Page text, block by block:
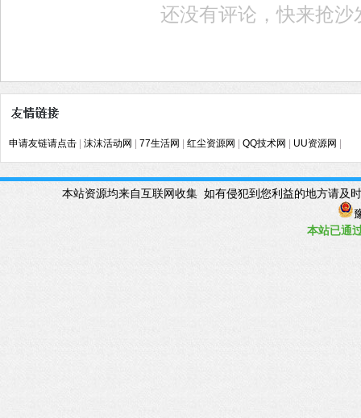
还没有评论，快来抢沙
申请友链请点击 沫沫活动网 77生活网 红尘资源网 QQ技术网 UU资源网
本站资源均来自互联网收集 如有侵犯到您利益的地方请
本站已通